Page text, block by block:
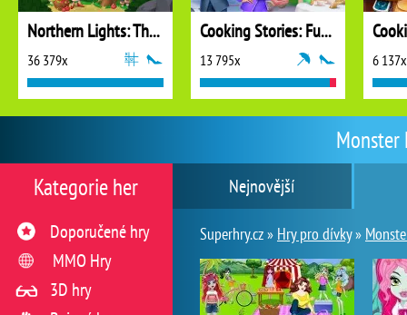
Nejnovější
Superhry.cz » Hry pro dívky»
Kategorie her
Doporučené hry
MMO Hry
3D hry
Northern Lights: The Secret of the Forest
36 379x
Cooking Stories: Fun Cafe Game
13 795x 6 137x